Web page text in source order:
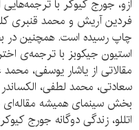
ازو، جورج کیوکر با
فردین آریش و محمد قنبری
چاپ رسیده است. همچنین در
استیون جیکوبز با ترجمه‌ی
مقالاتی از یاشار یوسفی،
سعادتی، محمد لطفی،
بخش سینمای همیشه
اتللو، زندگی دوگانه جورج